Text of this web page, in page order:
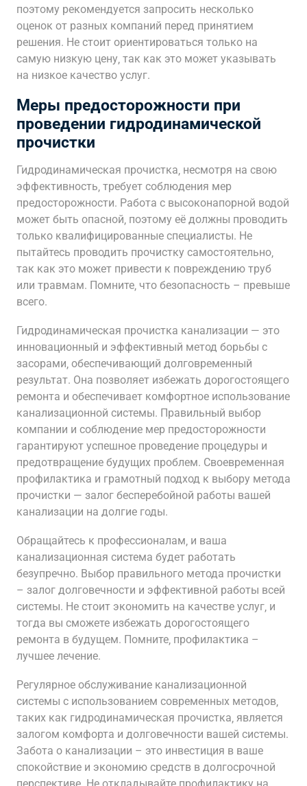
поэтому рекомендуется запросить несколько
оценок от разных компаний перед принятием
решения. Не стоит ориентироваться только на
самую низкую цену‚ так как это может указывать
на низкое качество услуг.
Меры предосторожности при
проведении гидродинамической
прочистки
Гидродинамическая прочистка‚ несмотря на свою
эффективность‚ требует соблюдения мер
предосторожности. Работа с высоконапорной водой
может быть опасной‚ поэтому её должны проводить
только квалифицированные специалисты. Не
пытайтесь проводить прочистку самостоятельно‚
так как это может привести к повреждению труб
или травмам. Помните‚ что безопасность – превыше
всего.
Гидродинамическая прочистка канализации — это
инновационный и эффективный метод борьбы с
засорами‚ обеспечивающий долговременный
результат. Она позволяет избежать дорогостоящего
ремонта и обеспечивает комфортное использование
канализационной системы. Правильный выбор
компании и соблюдение мер предосторожности
гарантируют успешное проведение процедуры и
предотвращение будущих проблем. Своевременная
профилактика и грамотный подход к выбору метода
прочистки — залог бесперебойной работы вашей
канализации на долгие годы.
Обращайтесь к профессионалам‚ и ваша
канализационная система будет работать
безупречно. Выбор правильного метода прочистки
– залог долговечности и эффективной работы всей
системы. Не стоит экономить на качестве услуг‚ и
тогда вы сможете избежать дорогостоящего
ремонта в будущем. Помните‚ профилактика –
лучшее лечение.
Регулярное обслуживание канализационной
системы с использованием современных методов‚
таких как гидродинамическая прочистка‚ является
залогом комфорта и долговечности вашей системы.
Забота о канализации – это инвестиция в ваше
спокойствие и экономию средств в долгосрочной